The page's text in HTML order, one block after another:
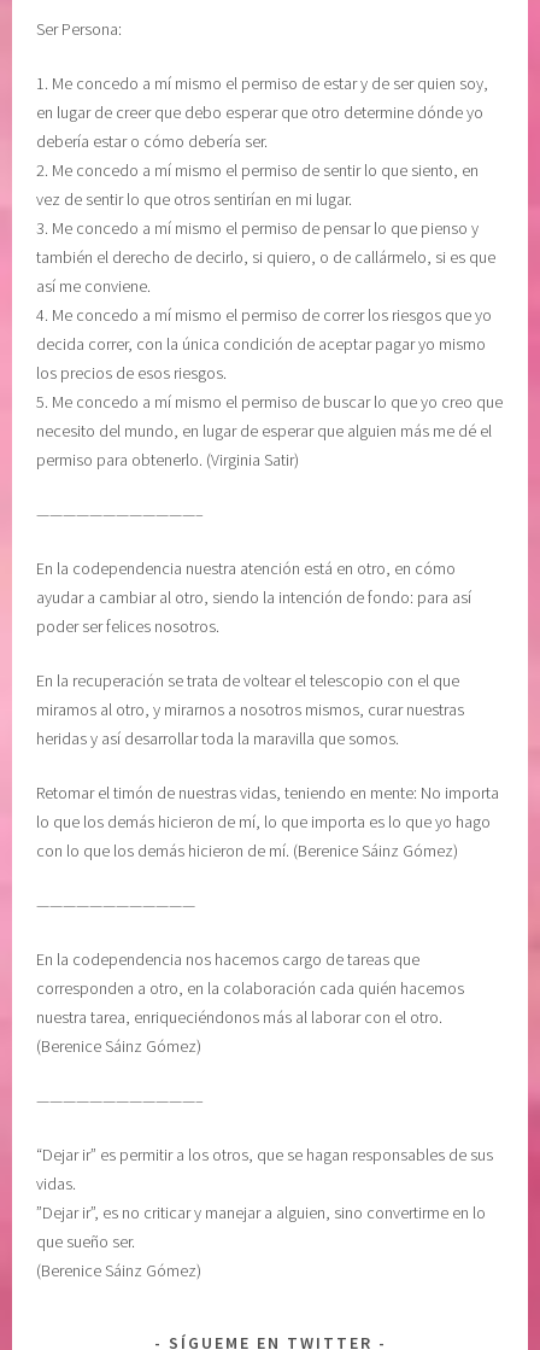
Ser Persona:
1. Me concedo a mí mismo el permiso de estar y de ser quien soy,
en lugar de creer que debo esperar que otro determine dónde yo
debería estar o cómo debería ser.
2. Me concedo a mí mismo el permiso de sentir lo que siento, en
vez de sentir lo que otros sentirían en mi lugar.
3. Me concedo a mí mismo el permiso de pensar lo que pienso y
también el derecho de decirlo, si quiero, o de callármelo, si es que
así me conviene.
4. Me concedo a mí mismo el permiso de correr los riesgos que yo
decida correr, con la única condición de aceptar pagar yo mismo
los precios de esos riesgos.
5. Me concedo a mí mismo el permiso de buscar lo que yo creo que
necesito del mundo, en lugar de esperar que alguien más me dé el
permiso para obtenerlo. (Virginia Satir)
————————————–
En la codependencia nuestra atención está en otro, en cómo
ayudar a cambiar al otro, siendo la intención de fondo: para así
poder ser felices nosotros.
En la recuperación se trata de voltear el telescopio con el que
miramos al otro, y mirarnos a nosotros mismos, curar nuestras
heridas y así desarrollar toda la maravilla que somos.
Retomar el timón de nuestras vidas, teniendo en mente: No importa
lo que los demás hicieron de mí, lo que importa es lo que yo hago
con lo que los demás hicieron de mí. (Berenice Sáinz Gómez)
————————————
En la codependencia nos hacemos cargo de tareas que
corresponden a otro, en la colaboración cada quién hacemos
nuestra tarea, enriqueciéndonos más al laborar con el otro.
(Berenice Sáinz Gómez)
————————————–
“Dejar ir” es permitir a los otros, que se hagan responsables de sus
vidas.
”Dejar ir”, es no criticar y manejar a alguien, sino convertirme en lo
que sueño ser.
(Berenice Sáinz Gómez)
SÍGUEME EN TWITTER